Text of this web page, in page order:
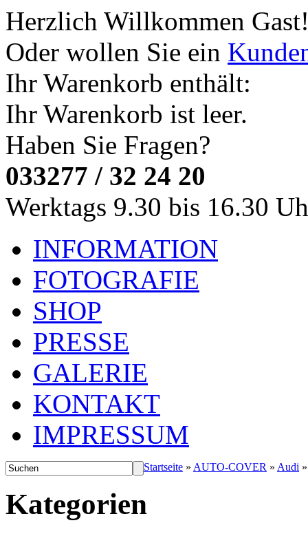
Herzlich Willkommen
Oder wollen Sie ein
Ihr Warenkorb enthält:
Ihr Warenkorb ist leer.
Haben Sie Fragen?
033277 / 32 24 20
Werktags 9.30 bis 16.30
INFORMATION
FOTOGRAFIE
SHOP
PRESSE
GALERIE
KONTAKT
IMPRESSUM
Startseite » AUTO-COVER » Audi
Kategorien